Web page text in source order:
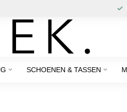
SCHOENEN & TASSEN